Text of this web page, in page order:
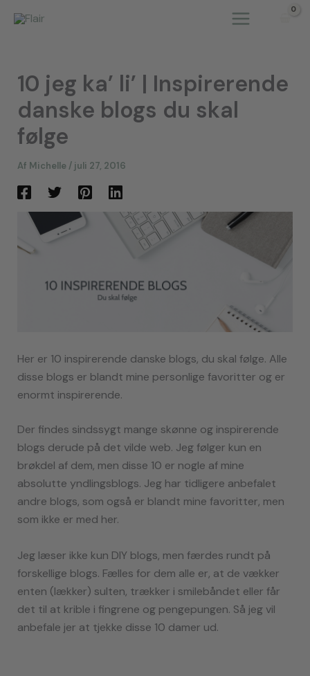
10 jeg ka’ li’ | Inspirerende
danske blogs du skal
følge
Af Michelle / juli 27, 2016
Her er 10 inspirerende danske blogs, du skal følge. Alle
disse blogs er blandt mine personlige favoritter og er
enormt inspirerende.
Der findes sindssygt mange skønne og inspirerende
blogs derude på det vilde web. Jeg følger kun en
brøkdel af dem, men disse 10 er nogle af mine
absolutte yndlingsblogs. Jeg har tidligere anbefalet
andre blogs, som også er blandt mine favoritter, men
som ikke er med her.
Jeg læser ikke kun DIY blogs, men færdes rundt på
forskellige blogs. Fælles for dem alle er, at de vækker
enten (lækker) sulten, trækker i smilebåndet eller får
det til at krible i fingrene og pengepungen. Så jeg vil
anbefale jer at tjekke disse 10 damer ud.